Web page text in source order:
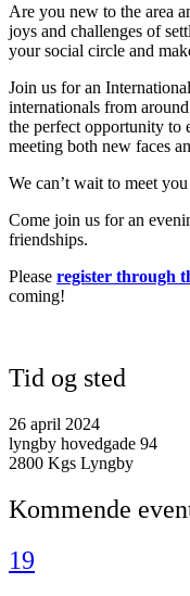
Are you new to the area
joys and challenges of
your social circle and
Join us for an
internationals from
the perfect opportunity to
meeting both new faces
We can’t wait to meet
Come join us for an
friendships.
Please register through
coming!
Tid og sted
26 april 2024
lyngby hovedgade 94
2800 Kgs Lyngby
Kommende
19